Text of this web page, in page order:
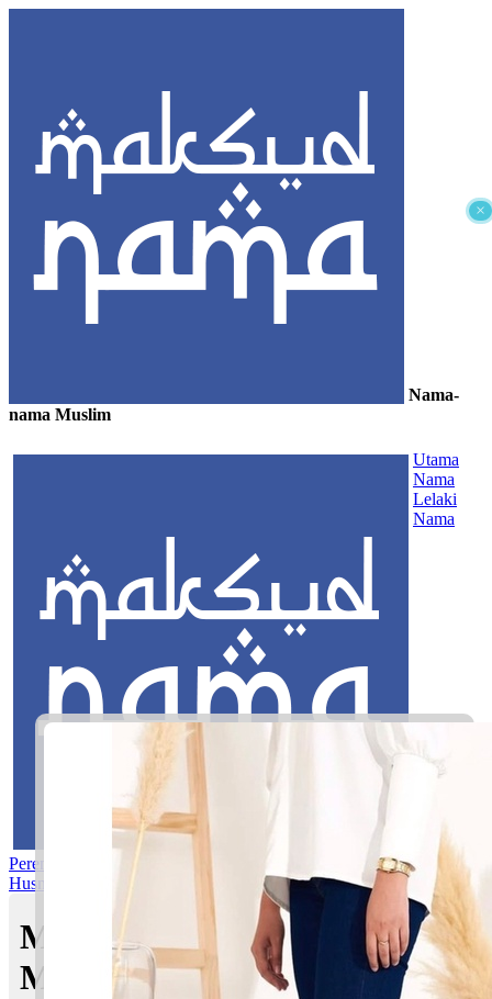
×
Nama-
nama Muslim
Utama
Nama
Lelaki
Nama
Perempuan Nama RasulAsma’ul
Husna
Maksud nama Aariz Zayyan |
Maksud Nama dalam Islam